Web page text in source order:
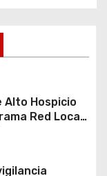
Alto Hospicio
Red Local